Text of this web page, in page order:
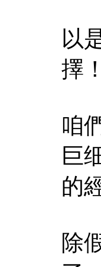
以
擇
咱
巨
的
除